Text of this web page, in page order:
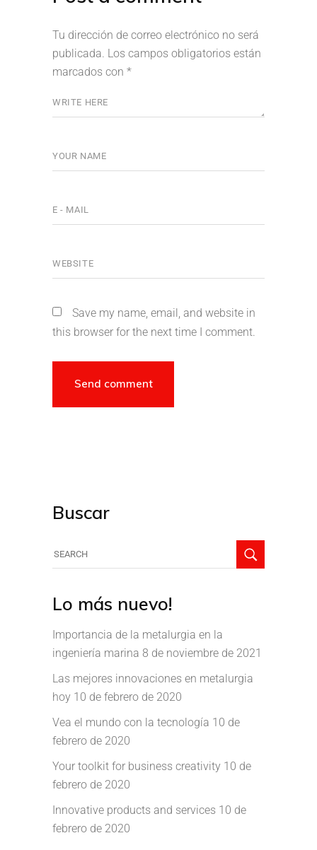
Tu dirección de correo electrónico no será
publicada. Los campos obligatorios están
marcados con *
Save my name, email, and website in
this browser for the next time I comment.
Buscar
Lo más nuevo!
Importancia de la metalurgia en la
ingeniería marina 8 de noviembre de 2021
Las mejores innovaciones en metalurgia
hoy 10 de febrero de 2020
Vea el mundo con la tecnología 10 de
febrero de 2020
Your toolkit for business creativity 10 de
febrero de 2020
Innovative products and services 10 de
febrero de 2020